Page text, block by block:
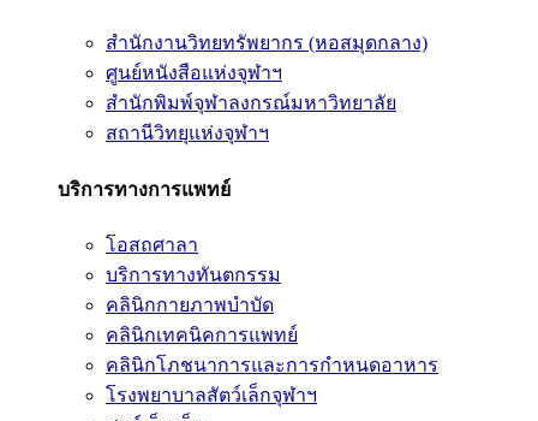
สำนักงานวิทยทรัพยากร (หอสมุดกลาง)
ศูนย์หนังสือแห่งจุฬาฯ
สำนักพิมพ์จุฬาลงกรณ์มหาวิทยาลัย
สถานีวิทยุแห่งจุฬาฯ
บริการทางการแพทย์
โอสถศาลา
บริการทางทันตกรรม
คลินิกกายภาพบำบัด
คลินิกเทคนิคการแพทย์
คลินิกโภชนาการและการกำหนดอาหาร
โรงพยาบาลสัตว์เล็กจุฬาฯ